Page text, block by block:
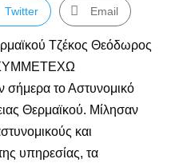
Twitter Email
Τζέκος Θεόδωρος
ΣΥΜΜΕΤΕΧΩ
το Αστυνομικό
Θερμαϊκού. Μίλησαν
και
υπηρεσίας, τα